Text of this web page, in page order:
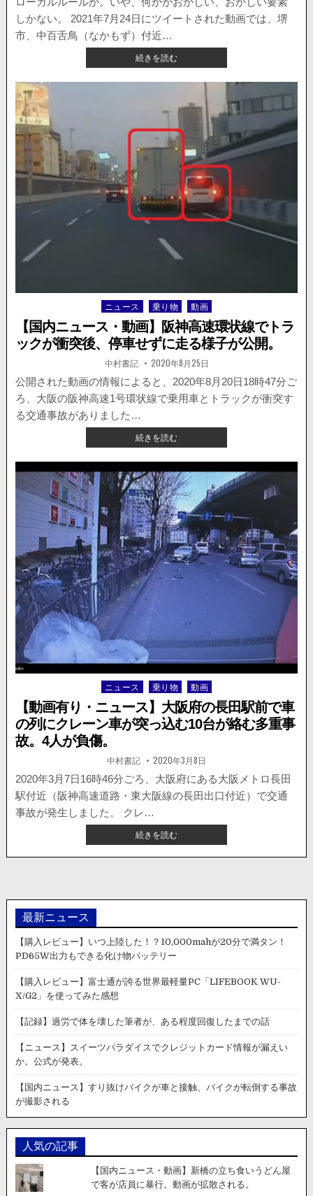
しかない。 2021年7月24日にツイートされた動画では、堺
市、中百舌鳥（なかもず）付近…
続きを読む【国
内
ニ
ー
堺
ど
う
な
っ
て
ん
茶
な
交
通
の
流
れ
が
撮
影
れ
醸
す。
Posted
in
ニュース 乗り物 動画
【国内ニュース・動画】阪神高速環状線でトラ
ックが衝突後、停車せずに走る様子が公開。
著
者:
中村書記 掲
載
日：
2020年8月25日
公開された動画の情報によると、2020年8月20日18時47分ご
ろ、大阪の阪神高速1号環状線で乗用車とトラックが衝突す
る交通事故がありました…
続きを読む【国
内
ニ
ュ
ー
ス・
動
画】
阪
神
高
速
ト
ラ
ッ
ク
が
衝
突
停
車
せ
ず
る
様
子
開。
Posted
ニュース 乗り物 動画
【動画有り・ニュース】大阪府の長田駅前で車
の列にクレーン車が突っ込む10台が絡む多重事
故。4人が負傷。
著
者:
中村書記 掲
載
日：
2020年3月8日
2020年3月7日16時46分ごろ、大阪府にある大阪メトロ長田
駅付近（阪神高速道路・東大阪線の長田出口付近）で交通
事故が発生しました。 クレ…
続きを読む【動
画
有
ュ
ス】
大
府
の
田
駅
前
で
の
列
レ
車
が
突
最新ニュース
【購入レビュー】いつ上陸した！？10,000mahが20分で満タン！
PD65W出力もできる化け物バッテリー
【購入レビュー】富士通が誇る世界最軽量PC「LIFEBOOK WU-
X/G2」を使ってみた感想
【記録】過労で体を壊した筆者が、ある程度回復したまでの話
【ニュース】スイーツパラダイスでクレジットカード情報が漏えい
か。公式が発表。
【国内ニュース】すり抜けバイクが車と接触、バイクが転倒する事故
が撮影される
人気の記事
【国内ニュース・動画】新橋の立ち食いうどん屋
で客が店員に暴行。動画が拡散される。